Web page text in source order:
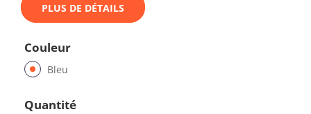
PLUS DE DÉTAILS
Couleur
Bleu
Quantité